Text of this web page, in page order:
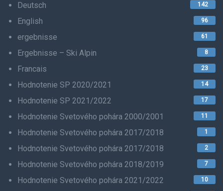
Deutsch 142
English 96
ergebnisse 61
Ergebnisse – Ski Alpin 8
Francais 23
Hodnotenie SP 2020/2021 14
Hodnotenie SP 2021/2022 17
Hodnotenie Svetového pohára 2000/2001 11
Hodnotenie Svetového pohára 2017/2018 1
Hodnotenie Svetového pohára 2017/2018 2
Hodnotenie Svetového pohára 2018/2019 7
Hodnotenie Svetového pohára 2021/2022 10